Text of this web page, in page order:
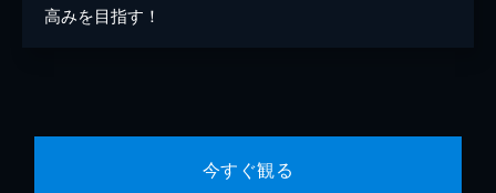
高みを目指す！
今すぐ観る